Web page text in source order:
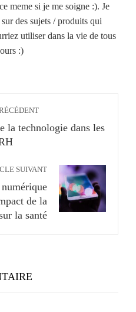
meme si je me soigne :). Je
des sujets / produits qui
utiliser dans la vie de tous
:)
la technologie dans les
SUIVANT
de la
la santé